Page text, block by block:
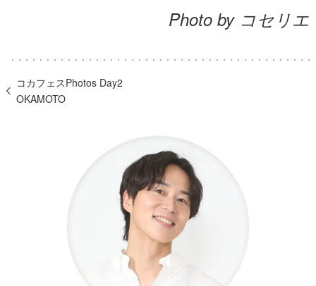
Photo by コセリエ
コカフェスPhotos Day2
OKAMOTO